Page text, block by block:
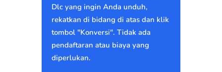
Dlc yang ingin Anda unduh,
rekatkan di bidang di atas dan klik
tombol "Konversi". Tidak ada
pendaftaran atau biaya yang
diperlukan.